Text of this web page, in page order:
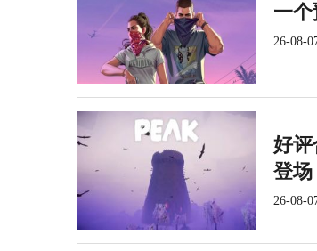
一
26-08-
好评
登场
26-08-